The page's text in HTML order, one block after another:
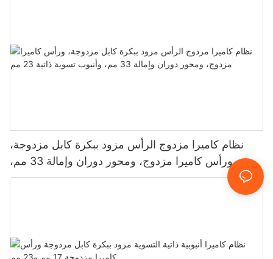
نظام كاميرا مزدوج الرأس مزود ببكرة كابل مزدوجة،
ورأس كاميرا مزدوج، ومحور دوران وإمالة 33 مم،
وأنبوب تسوية ذاتية 23 مم